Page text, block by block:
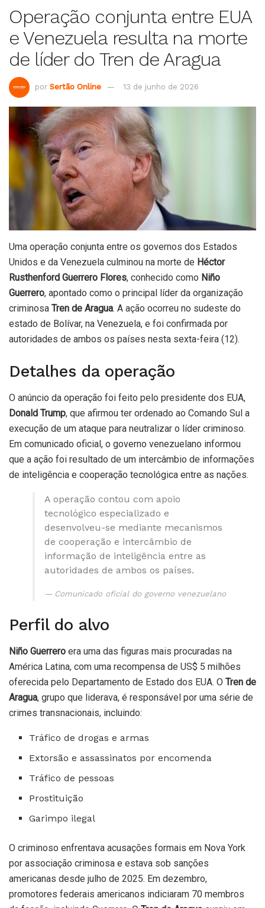
Operação conjunta entre EUA
e Venezuela resulta na morte
de líder do Tren de Aragua
por Sertão Online 13 de junho de 2026
Uma operação conjunta entre os governos dos Estados
Unidos e da Venezuela culminou na morte de Héctor
Rusthenford Guerrero Flores, conhecido como Niño
Guerrero, apontado como o principal líder da organização
criminosa Tren de Aragua. A ação ocorreu no sudeste do
estado de Bolívar, na Venezuela, e foi confirmada por
autoridades de ambos os países nesta sexta-feira (12).
Detalhes da operação
O anúncio da operação foi feito pelo presidente dos EUA,
Donald Trump, que afirmou ter ordenado ao Comando Sul a
execução de um ataque para neutralizar o líder criminoso.
Em comunicado oficial, o governo venezuelano informou
que a ação foi resultado de um intercâmbio de informações
de inteligência e cooperação tecnológica entre as nações.
A operação contou com apoio
tecnológico especializado e
desenvolveu-se mediante mecanismos
de cooperação e intercâmbio de
informação de inteligência entre as
autoridades de ambos os países.
Comunicado oficial do governo venezuelano
Perfil do alvo
Niño Guerrero era uma das figuras mais procuradas na
América Latina, com uma recompensa de US$ 5 milhões
oferecida pelo Departamento de Estado dos EUA. O Tren de
Aragua, grupo que liderava, é responsável por uma série de
crimes transnacionais, incluindo:
Tráfico de drogas e armas
Extorsão e assassinatos por encomenda
Tráfico de pessoas
Prostituição
Garimpo ilegal
O criminoso enfrentava acusações formais em Nova York
por associação criminosa e estava sob sanções
americanas desde julho de 2025. Em dezembro,
promotores federais americanos indiciaram 70 membros